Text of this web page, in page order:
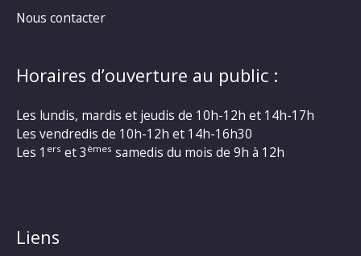
Nous contacter
Horaires d’ouverture au public :
Les lundis, mardis et jeudis de 10h-12h et 14h-17h
Les vendredis de 10h-12h et 14h-16h30
Les 1 ers et 3 èmes samedis du mois de 9h à 12h
Liens